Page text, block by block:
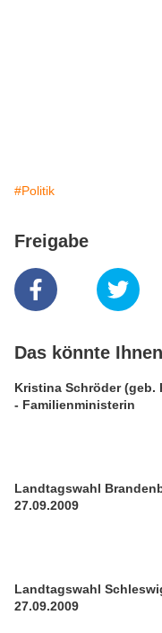
#Politik
Freigabe
Das könnte
Kristina Schröder (geb.
- Familienministerin
Landtagswahl
27.09.2009
Landtagswahl
27.09.2009